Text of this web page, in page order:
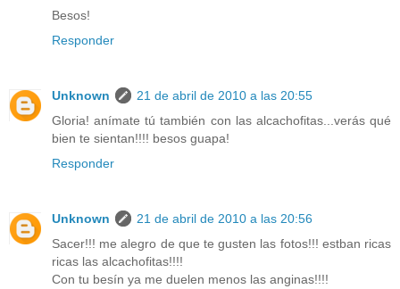
Besos!
Responder
Unknown
21 de abril de 2010 a las 20:55
Gloria! anímate tú también con las alcachofitas...verás qué
bien te sientan!!!! besos guapa!
Responder
Unknown
21 de abril de 2010 a las 20:56
Sacer!!! me alegro de que te gusten las fotos!!! estban ricas
ricas las alcachofitas!!!!
Con tu besín ya me duelen menos las anginas!!!!